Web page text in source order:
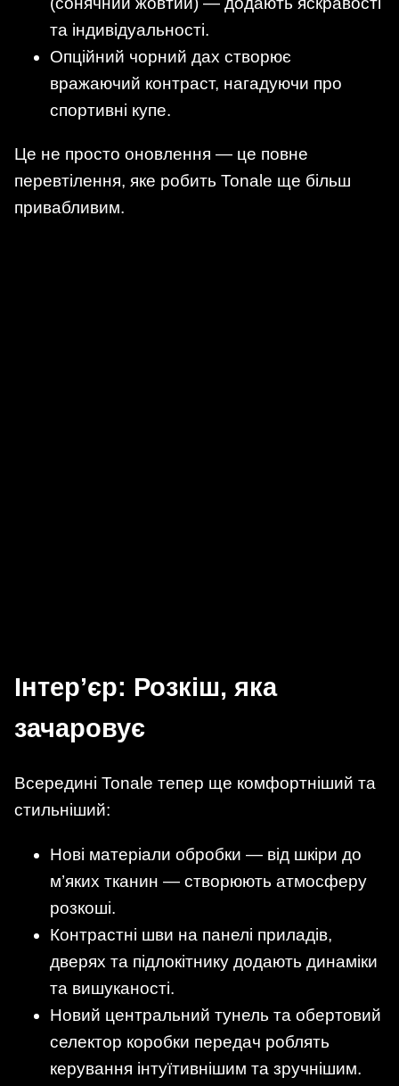
та індивідуальності.
Опційний чорний дах створює
вражаючий контраст, нагадуючи про
спортивні купе.
Це не просто оновлення — це повне
перевтілення, яке робить Tonale ще більш
привабливим.
Інтер’єр: Розкіш, яка
зачаровує
Всередині Tonale тепер ще комфортніший та
стильніший:
Нові матеріали обробки — від шкіри до
м’яких тканин — створюють атмосферу
розкоші.
Контрастні шви на панелі приладів,
дверях та підлокітнику додають динаміки
та вишуканості.
Новий центральний тунель та обертовий
селектор коробки передач роблять
керування інтуїтивнішим та зручнішим.